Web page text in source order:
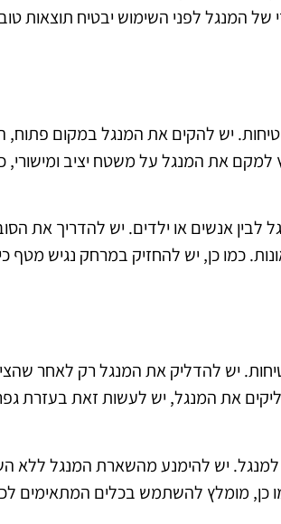
של המנגל לפני השימוש יבטיח תוצאות
יש להקים את המנגל במקום פתוח,
למקם את המנגל על משטח יציב
לבין אנשים או ילדים. יש להדריך את
כמו כן, יש להחזיק במרחק נגיש מטף
יש להדליק את המנגל רק לאחר
את המנגל, יש לעשות זאת בעזרת
יש להימנע מהשארת המנגל ללא
כן, מומלץ להשתמש בכלים המתאימים